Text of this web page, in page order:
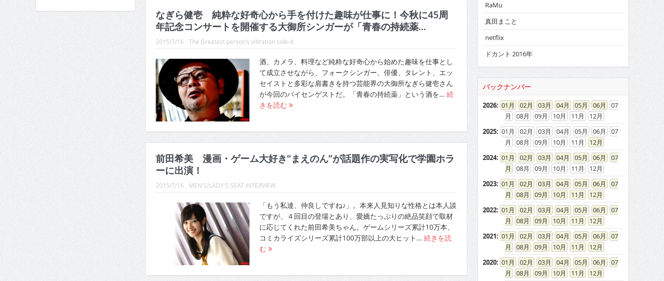
なぎら健壱 純粋な好奇心から手を付けた趣味が仕事に！今秋に45周
年記念コンサートを開催する大御所シンガーが「青春の持続薬...
2015/7/16 The Greatest person’s vibration side-A
酒、カメラ、料理など純粋な好奇心から始めた趣味を仕事とし
て成立させながら、フォークシンガー、俳優、タレント、エッ
セイストと多彩な肩書きを持つ芸能界の大御所なぎら健壱さん
が今回のパイセンゲストだ。「青春の持続薬」という酒を… 続
きを読む
前田希美 漫画・ゲーム大好き“まえのん”が話題作の実写化で学園ホラ
ーに出演！
2015/7/16 MEN'S/LADY'S SEAT INTERVIEW
「もう私達、仲良しですね♪」。本来人見知りな性格とは本人談
ですが、４回目の登場とあり、愛嬌たっぷりの絶品笑顔で取材
に応じてくれた前田希美ちゃん。ゲームシリーズ累計10万本、
コミカライズシリーズ累計100万部以上の大ヒット… 続きを読
む
RaMu
真田まこと
netflix
ドカント 2016年
バックナンバー
2026: 01 02 03 04 05 06
07
08
09 10 11
12
2025: 01 02 03 04 05 06
07
08
09 10 11
12
2024: 01 02 03 04 05 06
07
08
09 10 11
12
2023: 01 02 03 04 05 06
07
08
09 10 11
12
2022: 01 02 03 04 05 06
07
08
09 10 11
12
2021: 01 02 03 04 05 06
07
08
09 10 11
12
2020: 01 02 03 04 05 06
07
08
09 10 11
12